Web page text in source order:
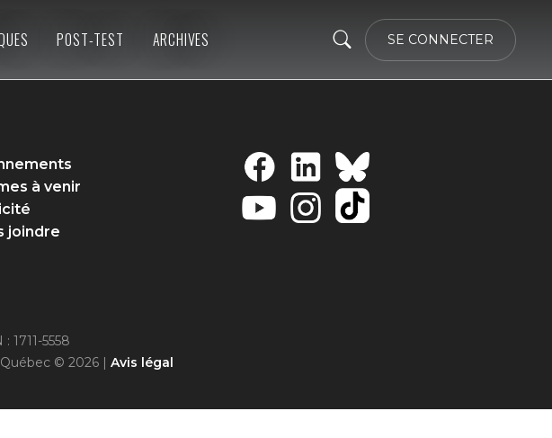
SE CONNECTER
POST-TEST ARCHIVES
à venir
joindre
: 1711-5558
© 2026 | Avis légal